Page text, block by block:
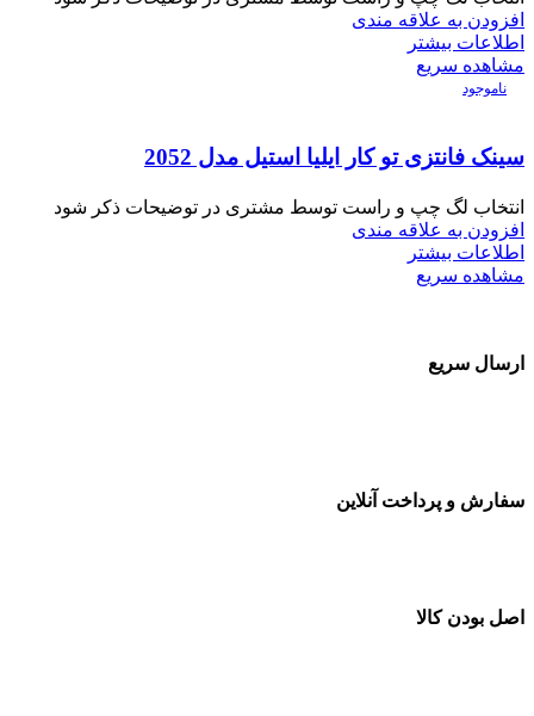
افزودن به علاقه مندی
اطلاعات بیشتر
مشاهده سریع
ناموجود
سینک فانتزی تو کار ایلیا استیل مدل 2052
انتخاب لگ چپ و راست توسط مشتری در توضیحات ذکر شود
افزودن به علاقه مندی
اطلاعات بیشتر
مشاهده سریع
ارسال سریع
سفارش و پرداخت آنلاین
اصل بودن کالا